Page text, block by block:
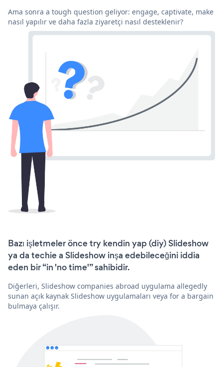
Ama sonra a tough question geliyor: engage, captivate, make
nasıl yapılır ve daha fazla ziyaretçi nasıl desteklenir?
Bazı işletmeler önce try kendin yap (diy) Slideshow
ya da techie a Slideshow inşa edebileceğini iddia
eden bir “in 'no time'” sahibidir.
Diğerleri, Slideshow companies abroad uygulama allegedly
sunan açık kaynak Slideshow uygulamaları veya for a bargain
bulmaya çalışır.